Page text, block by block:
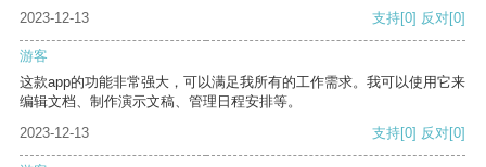
2023-12-13
支持[0] 反对[0]
游客
这款app的功能非常强大，可以满足我所有的工作需求。我可以使用它来
编辑文档、制作演示文稿、管理日程安排等。
2023-12-13
支持[0] 反对[0]